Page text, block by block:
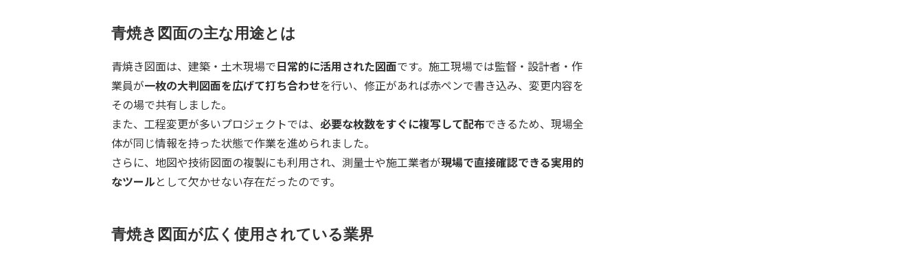
青焼き図面の主な用途とは
青焼き図面は、建築・土木現場で日常的に活用された図面です。施工現場では監督・設計者・作
業員が一枚の大判図面を広げて打ち合わせを行い、修正があれば赤ペンで書き込み、変更内容を
その場で共有しました。
また、工程変更が多いプロジェクトでは、 必要な枚数をすぐに複写して配布できるため、現場全
体が同じ情報を持った状態で作業を進められました。
さらに、地図や技術図面の複製にも利用され、測量士や施工業者が現場で直接確認できる実用的
なツールとして欠かせない存在だったのです。
青焼き図面が広く使用されている業界